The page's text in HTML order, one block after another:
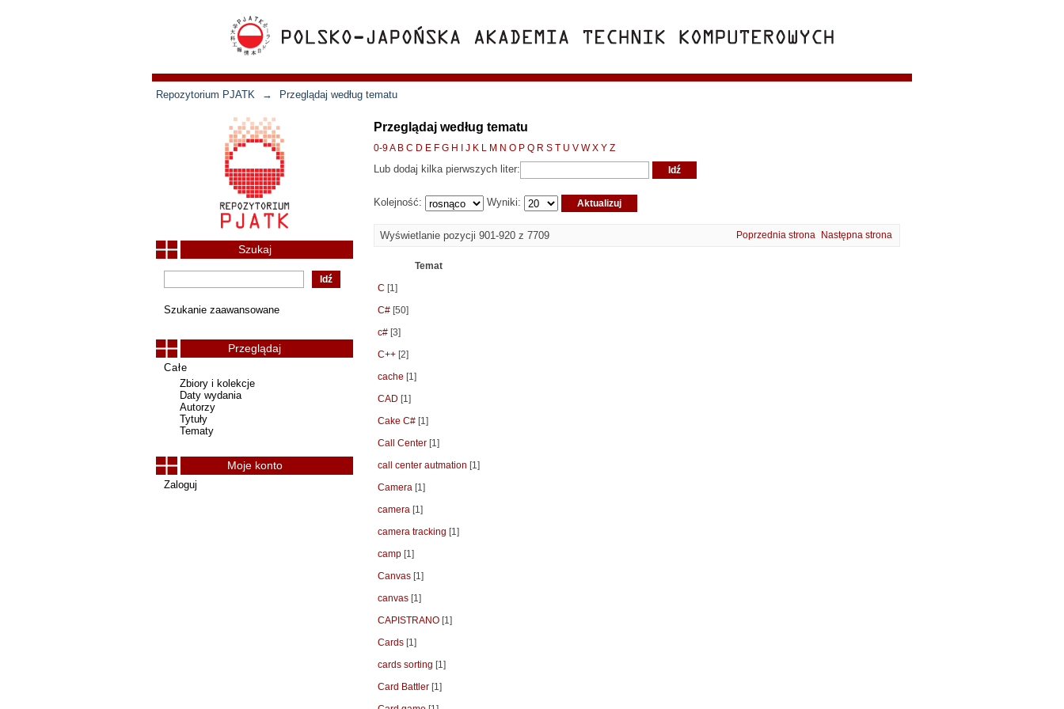
Repozytorium PJATK → Przeglądaj według tematu
Przeglądaj według tematu
0-9A B C D E F G H J K L M N O P Q R S T U V W X Y Z
Lub dodaj kilka pierwszych liter:
Kolejność: Wyniki:
Wyświetlanie pozycji 901-920 z 7709 Poprzednia strona Następna strona
Temat
C [1]
C# [50]
c# [3]
C++ [2]
cache [1]
CAD [1]
Cake C# [1]
Call Center [1]
call center autmation [1]
Camera [1]
camera [1]
camera tracking [1]
camp [1]
Canvas [1]
canvas [1]
CAPISTRANO [1]
Cards [1]
cards sorting [1]
Card Battler [1]
Szukaj
Szukanie zaawansowane
Przeglądaj
Całe
Zbiory i kolekcje
Daty wydania
Autorzy
Tytuły
Tematy
Moje konto
Zaloguj